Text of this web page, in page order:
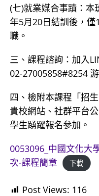
(七)就業媒合事蹟：
年5月20日結訓後，
職。
三、課程諮詢：加入
02-27005858#8254
四、檢附本課程「招
貴校網站、社群平台
學生踴躍報名參加。
0053096_中國文化大
次-課程簡章
下載
Post Views: 116